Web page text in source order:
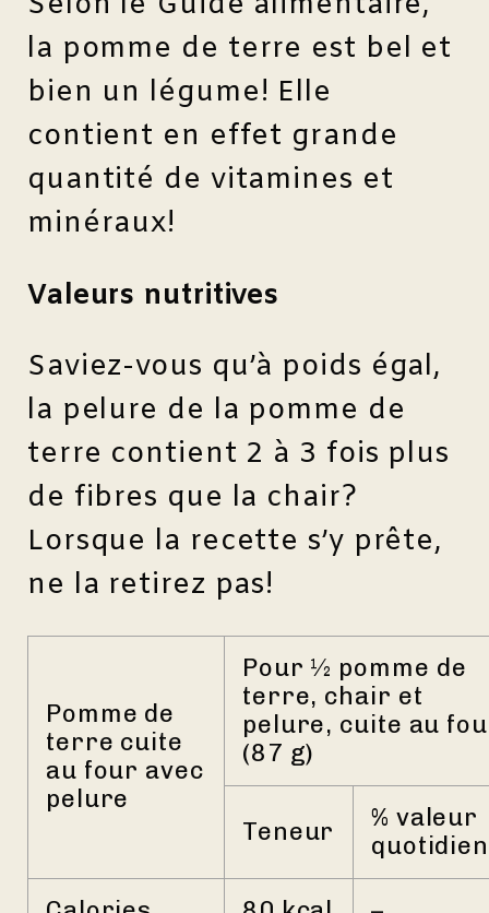
la pomme de terre est bel et
bien un légume! Elle
contient en effet grande
quantité de vitamines et
minéraux!
Valeurs nutritives
Saviez-vous qu’à poids égal,
la pelure de la pomme de
terre contient 2 à 3 fois plus
de fibres que la chair?
Lorsque la recette s’y prête,
ne la retirez pas!
Pomme de
terre cuite
au four avec
pelure
Pour ½ pomme de
terre, chair et
pelure, cuite au
(87 g)
Teneur
% valeur